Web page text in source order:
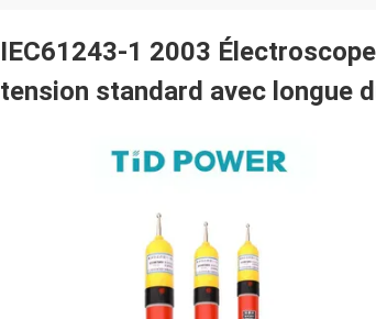
IEC61243-1 2003
tension standard avec longue